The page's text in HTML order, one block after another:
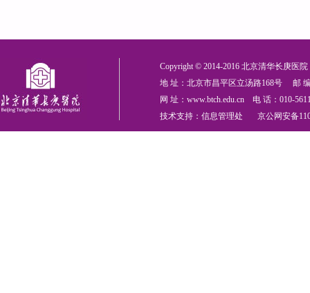
Copyright © 2014-2016 北京清华长庚医
地 址：北京市昌平区立汤路168号 邮
网 址：www.btch.edu.cn 电 话：010-
技术支持：信息管理处 京公网安备